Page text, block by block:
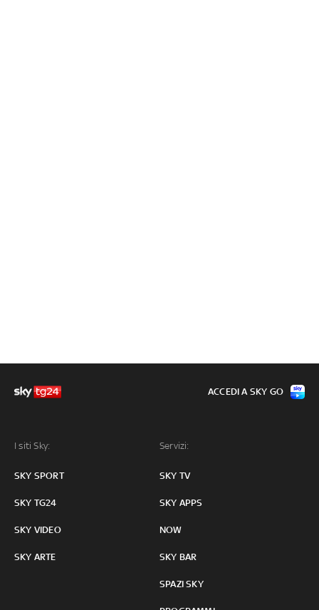
I siti Sky:
SKY SPORT
SKY TG24
SKY VIDEO
SKY ARTE
Servizi:
SKY TV
SKY APPS
NOW
SKY BAR
SPAZI SKY
ACCEDI A SKY GO